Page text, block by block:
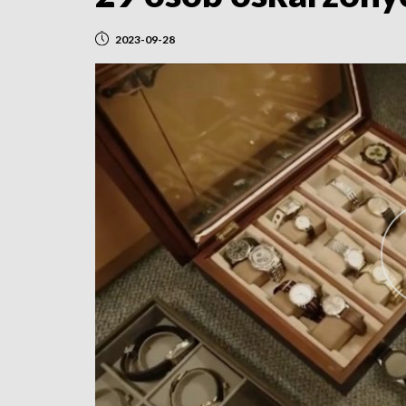
2023-09-28